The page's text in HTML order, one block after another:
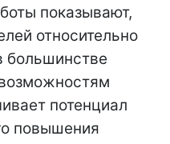
показывают,
относительно
большинстве
потенциал
повышения